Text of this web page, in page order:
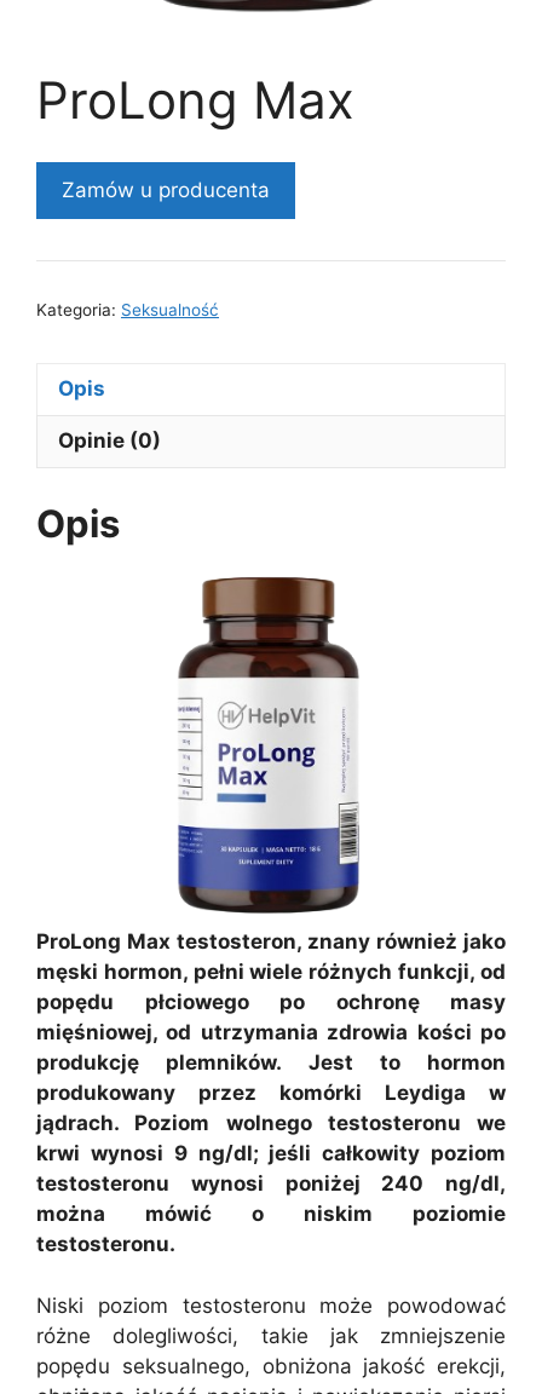
ProLong Max
Zamów u producenta
Kategoria: Seksualność
Opis
Opinie (0)
Opis
ProLong Max testosteron, znany również jako
męski hormon, pełni wiele różnych funkcji, od
popędu płciowego po ochronę masy
mięśniowej, od utrzymania zdrowia kości po
produkcję plemników. Jest to hormon
produkowany przez komórki Leydiga w
jądrach. Poziom wolnego testosteronu we
krwi wynosi 9 ng/dl; jeśli całkowity poziom
testosteronu wynosi poniżej 240 ng/dl,
można mówić o niskim poziomie
testosteronu.
Niski poziom testosteronu może powodować
różne dolegliwości, takie jak zmniejszenie
popędu seksualnego, obniżona jakość erekcji,